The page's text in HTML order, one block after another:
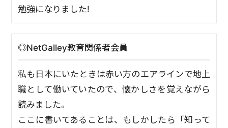
勉強になりました!
◎NetGalley教育関係者会員
私も日本にいたときは赤い方のエアラインで地上
職として働いていたので、懐かしさを覚えながら
読みました。
ここに書いてあることは、もしかしたら「知って